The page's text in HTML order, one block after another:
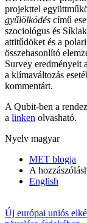
projekttel
gyűlölködés című
szociológus és
attitűdöket és a
összehasonlító
Survey
a klímaváltozás
kommentárt.
A Qubit-ben a
a linken olvasható.
Nyelv magyar
MET blogja
A
English
Új európai uniós